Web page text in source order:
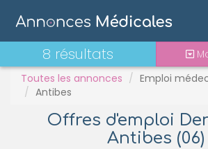
Mot de
Toutes les annonces Emploi
Antibes
8 résultats
PH
Stages - alternance
Statut TNS
Vacations
Offres d'emploi
Antibes (06)